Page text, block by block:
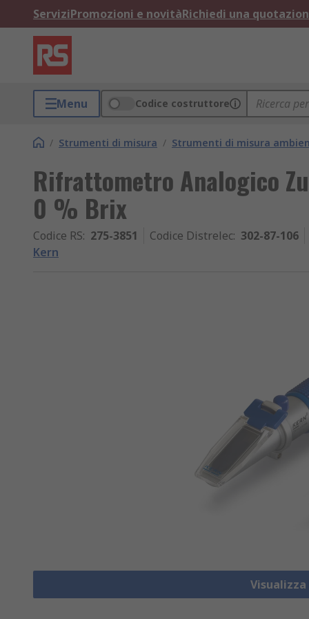
ServiziPromozioni e novitàRichiedi una
Menu Codice costruttore
/ Strumenti di misura / Strumenti di misura
Rifrattometro Analogico
0 % Brix
Codice RS: 275-3851 Codice Distrelec: 302-87-106
Kern